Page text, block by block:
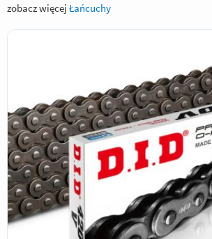
zobacz więcej Łańcuchy